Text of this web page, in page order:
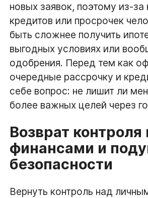
новых заявок, поэтому из-за
кредитов или просрочек
быть сложнее получить
выгодных условиях или
одобрения. Перед тем как
очередные рассрочку и
себе вопрос: не лишит ли
более важных целей через
Возврат контроля
финансами и
безопасности
Вернуть контроль над